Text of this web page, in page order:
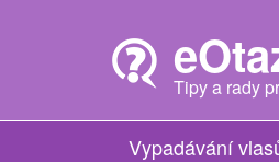
Tipy a rady
Vypadávání